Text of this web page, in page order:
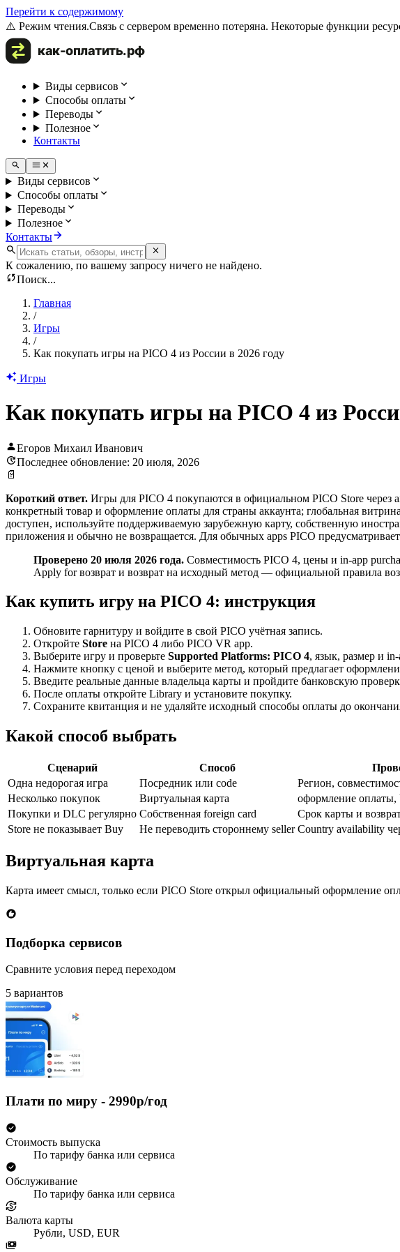
Перейти к содержимому
⚠️ Режим чтения.Связь с сервером временно потеряна. Некоторые функции
Виды сервисов
Способы оплаты
Переводы
Полезное
Контакты
Виды сервисов
Способы оплаты
Переводы
Полезное
Контакты
К сожалению, по вашему запросу ничего не найдено.
Поиск...
Главная
/
Игры
/
Как покупать игры на PICO 4 из России в 2026 году
Игры
Как покупать игры на PICO 4 из
Егоров Михаил Иванович
Последнее обновление: 20 июля, 2026
📄
Короткий ответ. Игры для PICO 4 покупаются в официальном PICO Store через
конкретный товар и оформление оплаты для страны аккаунта; глобальная
доступен, используйте поддерживаемую зарубежную карту, собственную
приложения и обычно не возвращается. Для обычных apps PICO
Проверено 20 июля 2026 года. Совместимость PICO 4, цены и in-app
Apply for возврат и возврат на исходный метод — официальной правила
Как купить игру на PICO 4: инструкция
Обновите гарнитуру и войдите в свой PICO учётная запись.
Откройте Store на PICO 4 либо PICO VR app.
Выберите игру и проверьте Supported Platforms: PICO 4, язык, размер и in-
Нажмите кнопку с ценой и выберите метод, который предлагает
Введите реальные данные владельца карты и пройдите банковскую
После оплаты откройте Library и установите покупку.
Сохраните квитанция и не удаляйте исходный способы оплаты до
Какой способ выбрать
Сценарий Способ
Одна недорогая игра
Посредник или code
Регион,
Несколько покупок
Виртуальная карта
оформление оплаты,
Покупки и DLC регулярно Собственная foreign card
Срок карты и
Store не показывает Buy
Не переводить стороннему seller Country availability
Виртуальная карта
Карта имеет смысл, только если PICO Store открыл официальный оформление
Подборка сервисов
Сравните условия перед переходом
5 вариантов
Плати по миру - 2990р/год
Стоимость выпуска
По тарифу банка или сервиса
Обслуживание
По тарифу банка или сервиса
Валюта карты
Рубли, USD, EUR